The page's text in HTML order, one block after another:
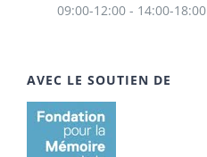
09:00-12:00 - 14:00-18:00
AVEC LE SOUTIEN DE